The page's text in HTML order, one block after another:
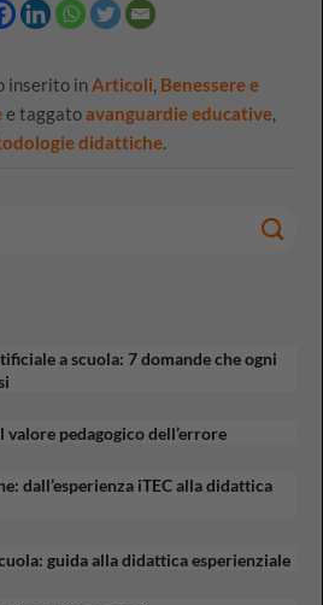
inserito inArticoli, Benessere e
e taggatoavanguardie educative,
didattiche.
a scuola: 7 domande che ogni
pedagogico dell’errore
dall’esperienza iTEC alla didattica
guida alla didattica esperienziale